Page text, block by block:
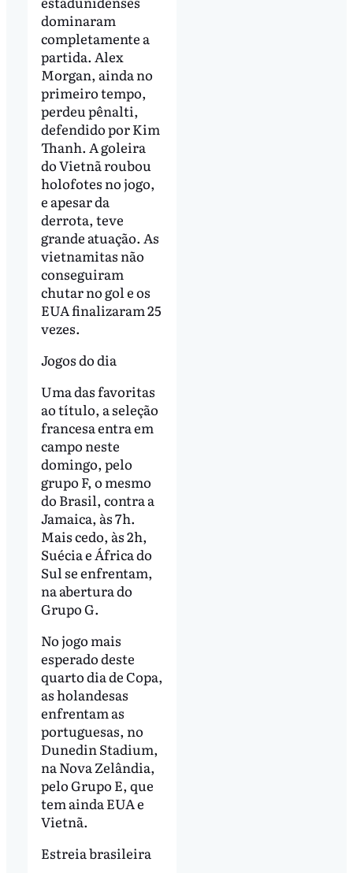
dominaram
completamente a
partida. Alex
Morgan, ainda no
primeiro tempo,
perdeu pênalti,
defendido por Kim
Thanh. A goleira
do Vietnã roubou
holofotes no jogo,
e apesar da
derrota, teve
grande atuação. As
vietnamitas não
conseguiram
chutar no gol e os
EUA finalizaram 25
vezes.
Jogos do dia
Uma das favoritas
ao título, a seleção
francesa entra em
campo neste
domingo, pelo
grupo F, o mesmo
do Brasil, contra a
Jamaica, às 7h.
Mais cedo, às 2h,
Suécia e África do
Sul se enfrentam,
na abertura do
Grupo G.
No jogo mais
esperado deste
quarto dia de Copa,
as holandesas
enfrentam as
portuguesas, no
Dunedin Stadium,
na Nova Zelândia,
pelo Grupo E, que
tem ainda EUA e
Vietnã.
Estreia brasileira